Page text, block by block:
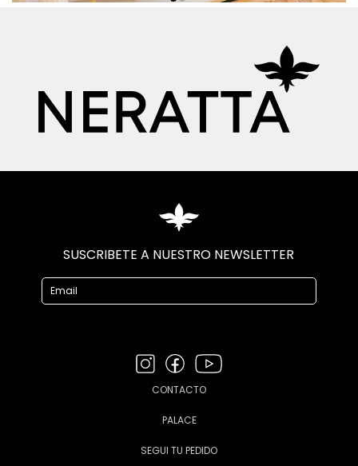
SUSCRIBETE A NUESTRO NEWSLETTER
CONTACTO
PALACE
SEGUI TU PEDIDO